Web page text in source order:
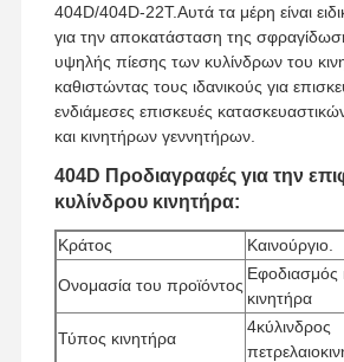
404D/404D-22T.Αυτά τα μέρη είναι
για την αποκατάσταση της
υψηλής πίεσης των κυλίνδρων του
καθιστώντας τους ιδανικούς για
ενδιάμεσες επισκευές
και κινητήρων γεννητήρων.
404D Προδιαγραφές για την
κυλίνδρου κινητήρα:
Κράτος Καινούργιο.
Ονομασία του προϊόντος
Εφοδιασμός
κινητήρα
Τύπος κινητήρα
4κύλινδρος